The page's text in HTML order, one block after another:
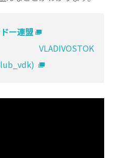
ー連盟
：VLADIVOSTOK